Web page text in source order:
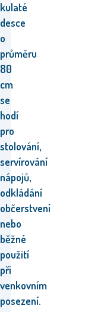
kulaté
desce
o
průměru
80
cm
se
hodí
pro
stolování,
servírování
nápojů,
odkládání
občerstvení
nebo
běžné
použití
při
venkovním
posezení.